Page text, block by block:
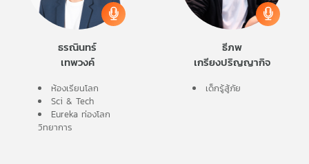
ธรณินทร์
เทพวงค์
ห้องเรียนโลก
Sci & Tech
Eureka ท่องโลก
วิทยาการ
ธีภพ
เกรียงปริญญากิจ
เด็กรู้สู้ภัย